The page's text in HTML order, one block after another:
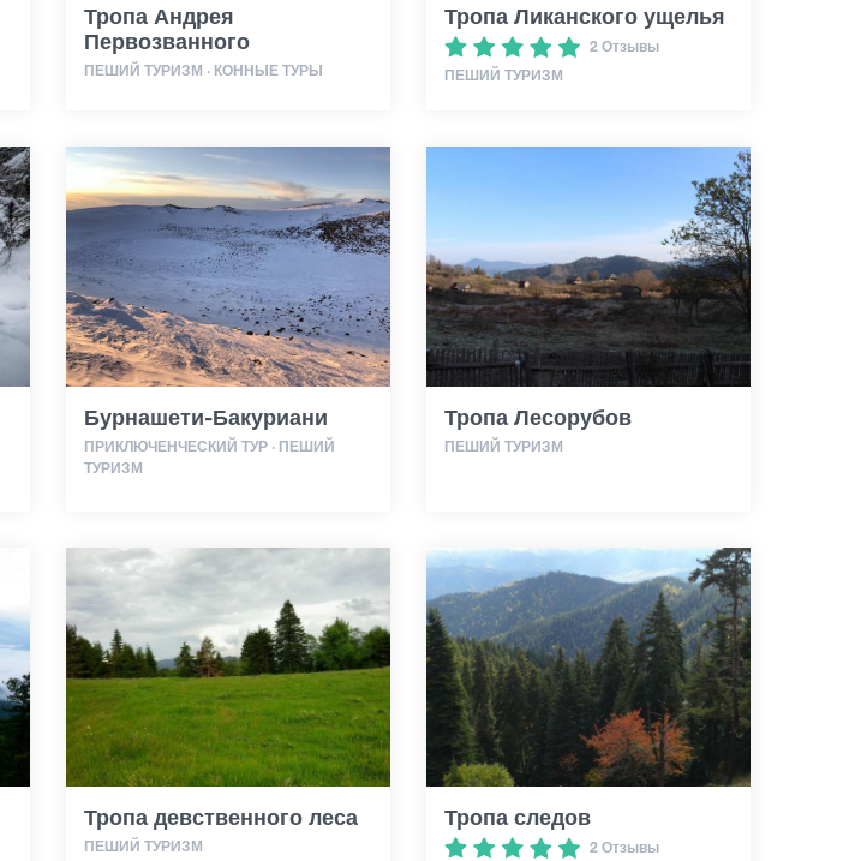
Тропа Андрея
Первозванного
ПЕШИЙ ТУРИЗМ · КОННЫЕ ТУРЫ
Тропа Ликанского ущелья
2 Отзывы
ПЕШИЙ ТУРИЗМ
Бурнашети-Бакуриани
ПРИКЛЮЧЕНЧЕСКИЙ ТУР · ПЕШИЙ
ТУРИЗМ
Тропа Лесорубов
ПЕШИЙ ТУРИЗМ
Тропа девственного леса
ПЕШИЙ ТУРИЗМ
Тропа следов
2 Отзывы